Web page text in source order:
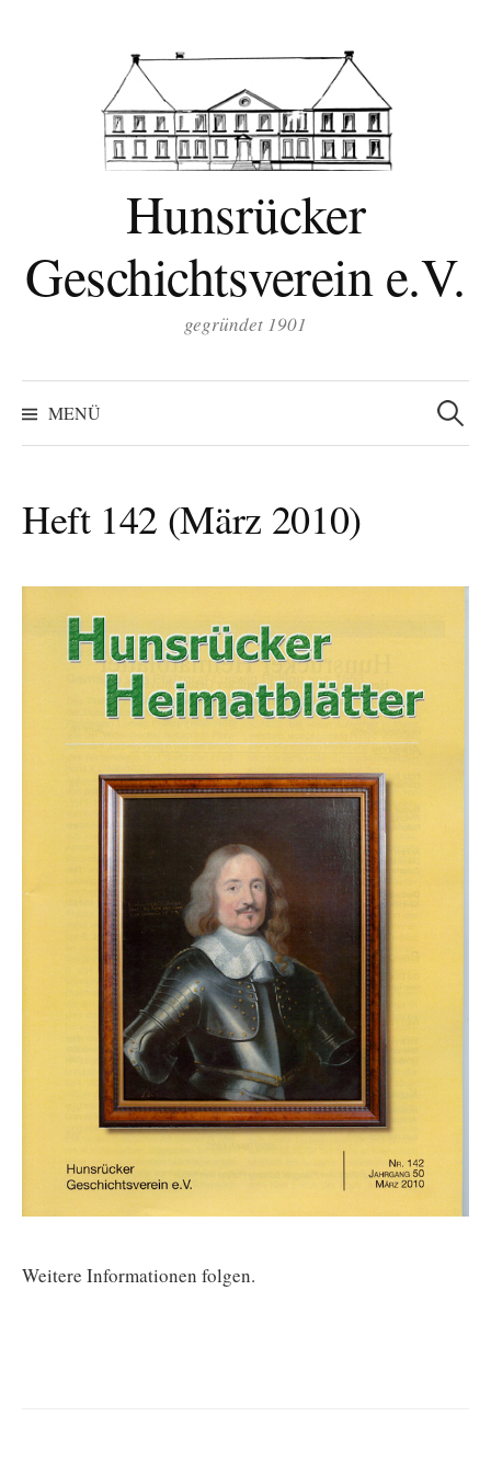
Hunsrücker
Geschichtsverein e.V.
gegründet 1901
MENÜ
Suchen
nach:
Heft 142 (März 2010)
Weitere Informationen folgen.